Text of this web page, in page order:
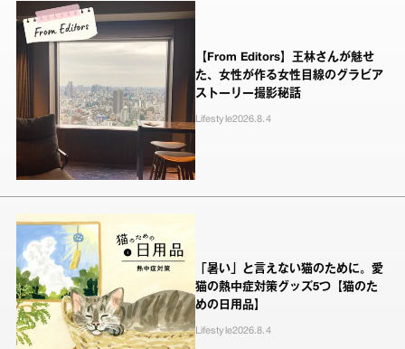
【From Editors】王林さんが魅せ
た、女性が作る女性目線のグラビア
ストーリー撮影秘話
Lifestyle2026.8.4
「暑い」と言えない猫のために。愛
猫の熱中症対策グッズ5つ【猫のた
めの日用品】
Lifestyle2026.8.4